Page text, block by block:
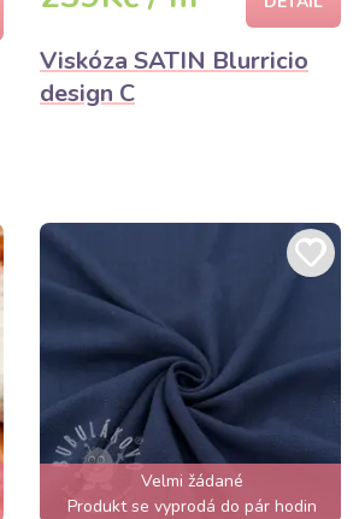
Viskóza SATIN Blurricio
design C
Velmi žádané
Produkt se vyprodá do pár hodin